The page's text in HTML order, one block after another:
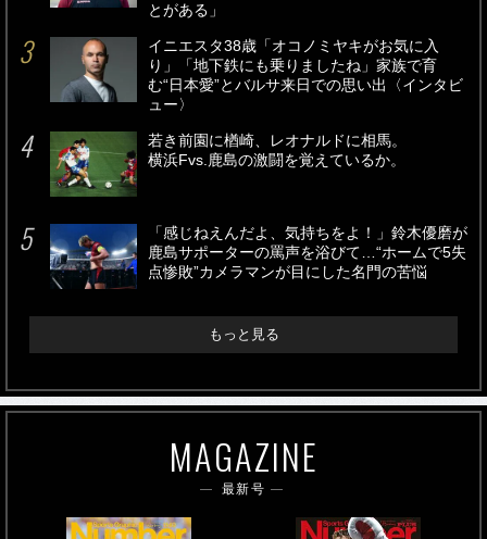
とがある」
イニエスタ38歳「オコノミヤキがお気に入
り」「地下鉄にも乗りましたね」家族で育
む“日本愛”とバルサ来日での思い出〈インタビ
ュー〉
若き前園に楢崎、レオナルドに相馬。
横浜Fvs.鹿島の激闘を覚えているか。
「感じねえんだよ、気持ちをよ！」鈴木優磨が
鹿島サポーターの罵声を浴びて…“ホームで5失
点惨敗”カメラマンが目にした名門の苦悩
もっと見る
MAGAZINE
最新号